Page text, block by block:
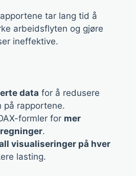
tar lang tid å
arbeidsflyten og gjøre
ineffektive.
data for å redusere
på rapportene.
formler for mer
.
visualiseringer på hver
lasting.